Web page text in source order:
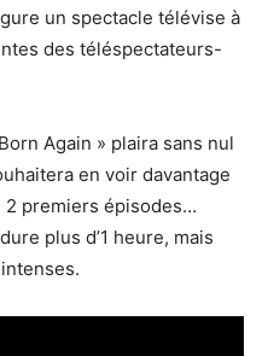
un spectacle télévise à
des téléspectateurs-
Again » plaira sans nul
en voir davantage
2 premiers épisodes…
plus d’1 heure, mais